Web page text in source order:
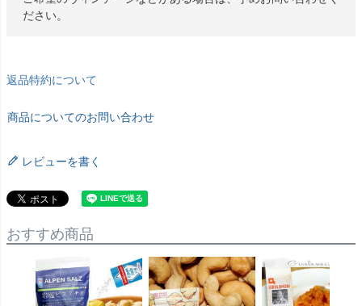
ださい。
返品特約について
商品についてのお問い合わせ
レビューを書く
おすすめ商品